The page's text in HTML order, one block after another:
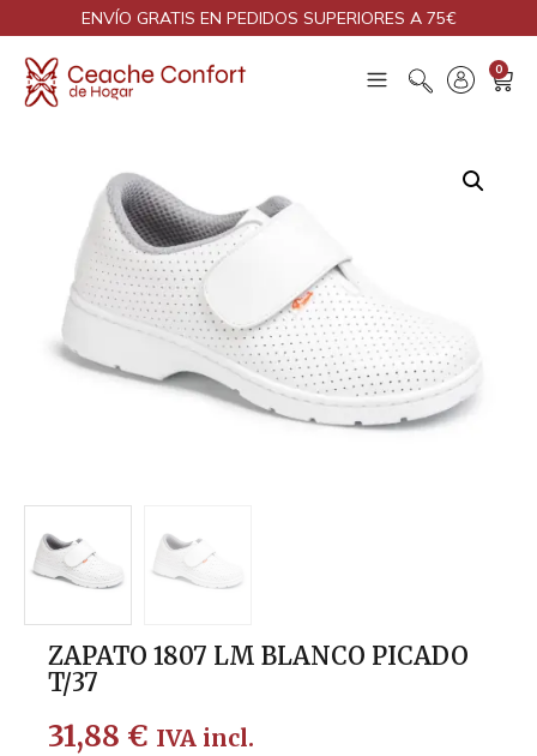
ENVÍO GRATIS EN PEDIDOS SUPERIORES A 75€
0
ZAPATO 1807 LM BLANCO PICADO
T/37
31,88 € IVA incl.